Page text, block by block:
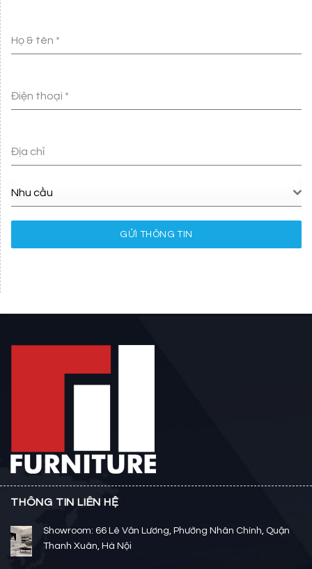
Họ & tên *
Điện thoại *
Địa chỉ
Nhu cầu
GỬI THÔNG TIN
THÔNG TIN LIÊN HỆ
Showroom: 66 Lê Văn Lương, Phường Nhân Chính, Quận
Thanh Xuân, Hà Nội